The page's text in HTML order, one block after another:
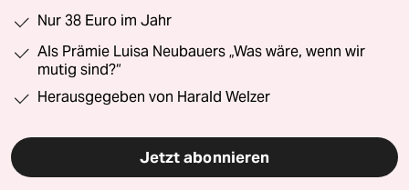
Nur 38 Euro im Jahr
Als Prämie Luisa Neubauers „Was wäre, wenn wir
mutig sind?“
Herausgegeben von Harald Welzer
Jetzt abonnieren